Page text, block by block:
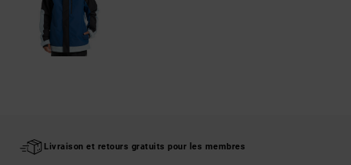
Livraison et retours gratuits pour les membres